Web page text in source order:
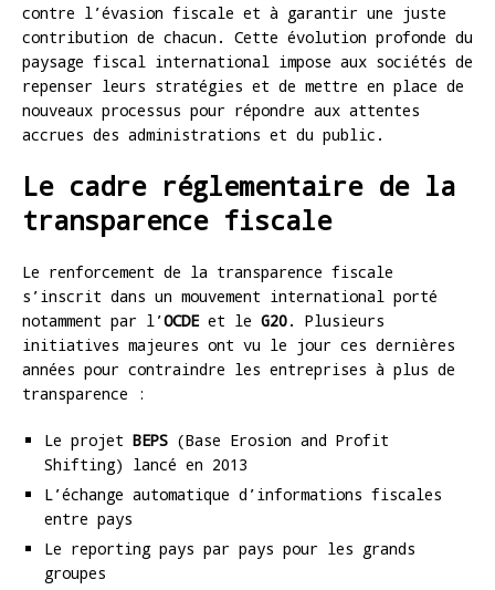
contre l’évasion fiscale et à garantir une juste
contribution de chacun. Cette évolution profonde du
paysage fiscal international impose aux sociétés de
repenser leurs stratégies et de mettre en place de
nouveaux processus pour répondre aux attentes
accrues des administrations et du public.
Le cadre réglementaire de la
transparence fiscale
Le renforcement de la transparence fiscale
s’inscrit dans un mouvement international porté
notamment par l’OCDEet le G20. Plusieurs
initiatives majeures ont vu le jour ces dernières
années pour contraindre les entreprises à plus de
transparence :
Le projet BEPS (Base Erosion and Profit
Shifting) lancé en 2013
L’échange automatique d’informations fiscales
entre pays
Le reporting pays par pays pour les grands
groupes